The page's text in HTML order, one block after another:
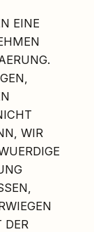
EINE
WIR
DER